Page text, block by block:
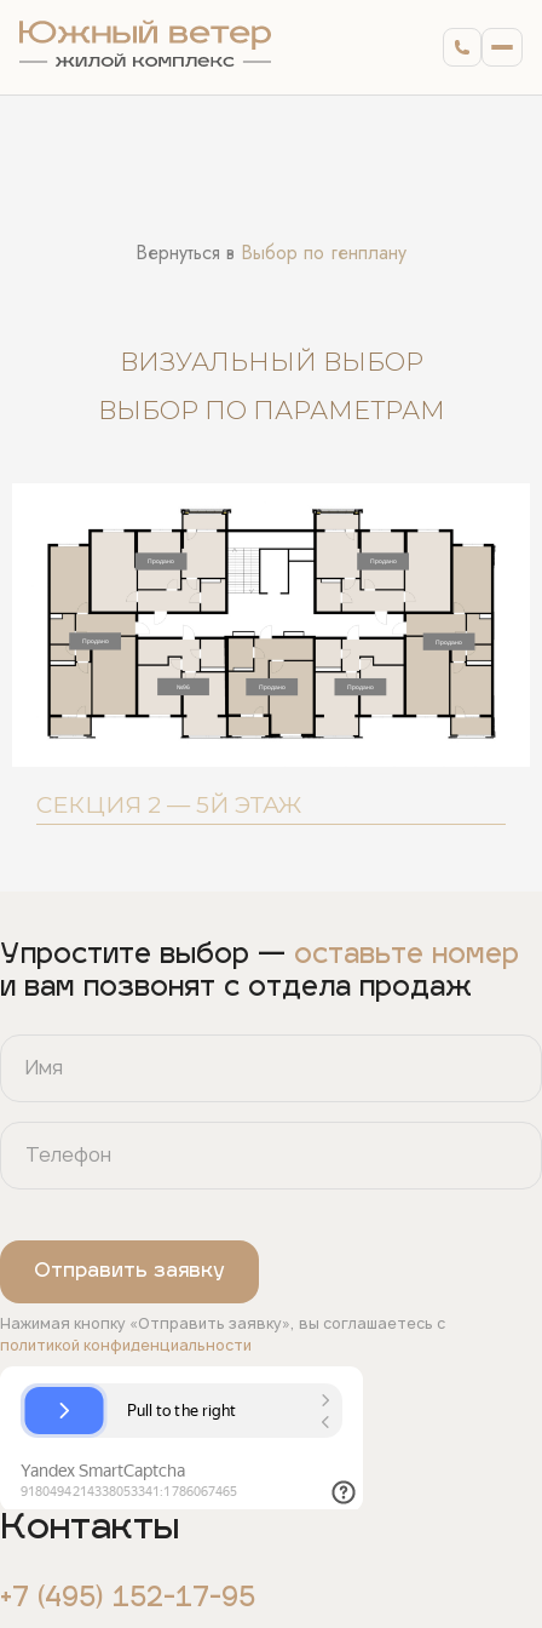
Вернуться в Выбор по генплану
ВИЗУАЛЬНЫЙ ВЫБОР
ВЫБОР ПО ПАРАМЕТРАМ
Продано
Продано
№96 Продано Продано
Продано
Продано
СЕКЦИЯ 2 — 5Й ЭТАЖ
Упростите выбор — оставьте номер
и вам позвонят с отдела продаж
Нажимая кнопку «Отправить заявку», вы соглашаетесь с
политикой конфиденциальности
Контакты
+7 (495) 152-17-95